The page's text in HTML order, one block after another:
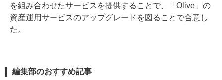
を組み合わせたサービスを提供することで、「Olive」の
資産運用サービスのアップグレードを図ることで合意し
た。
編集部のおすすめ記事